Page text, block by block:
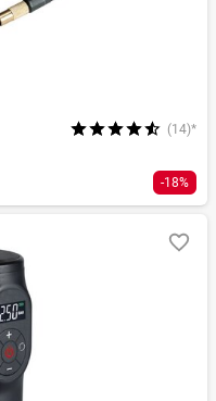
(14)*
-18%